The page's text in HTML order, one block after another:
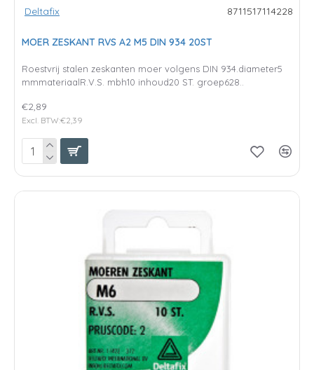
Deltafix 8711517114228
MOER ZESKANT RVS A2 M5 DIN 934 20ST
Roestvrij stalen zeskanten moer volgens DIN 934.diameter5
mmmateriaalR.V.S. mbh10 inhoud20 ST. groep628..
€2,89
Excl. BTW:€2,39